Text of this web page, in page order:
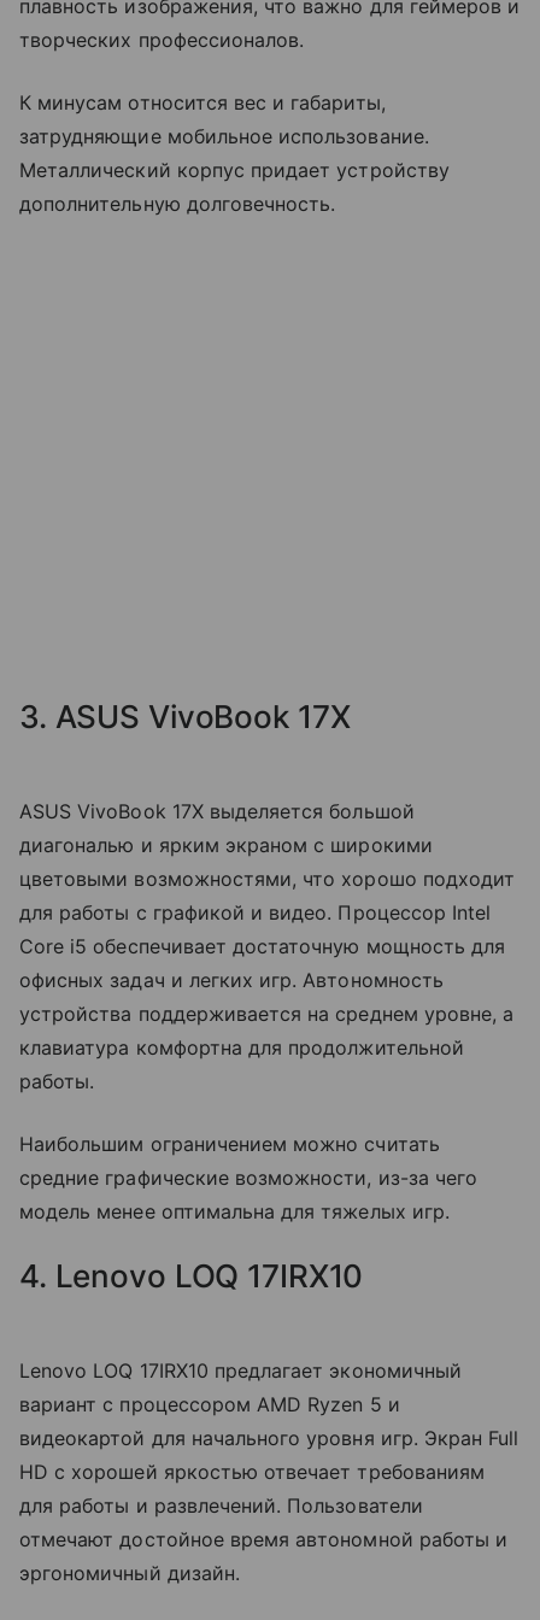
плавность изображения, что важно для геймеров и
творческих профессионалов.
К минусам относится вес и габариты,
затрудняющие мобильное использование.
Металлический корпус придает устройству
дополнительную долговечность.
3. ASUS VivoBook 17X
ASUS VivoBook 17X выделяется большой
диагональю и ярким экраном с широкими
цветовыми возможностями, что хорошо подходит
для работы с графикой и видео. Процессор Intel
Core i5 обеспечивает достаточную мощность для
офисных задач и легких игр. Автономность
устройства поддерживается на среднем уровне, а
клавиатура комфортна для продолжительной
работы.
Наибольшим ограничением можно считать
средние графические возможности, из-за чего
модель менее оптимальна для тяжелых игр.
4. Lenovo LOQ 17IRX10
Lenovo LOQ 17IRX10 предлагает экономичный
вариант с процессором AMD Ryzen 5 и
видеокартой для начального уровня игр. Экран Full
HD с хорошей яркостью отвечает требованиям
для работы и развлечений. Пользователи
отмечают достойное время автономной работы и
эргономичный дизайн.